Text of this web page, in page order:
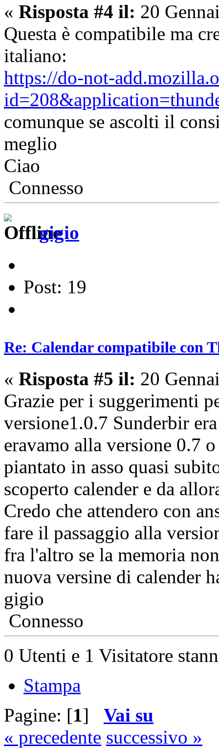
« Risposta #4 il: 20
Questa è compatibile ma
italiano:
https://do-not-
comunque se ascolti il
meglio
Ciao
Connesso
gigio
Post: 19
Re: Calendar compatibile con
« Risposta #5 il: 20
Grazie per i suggerimenti
versione1.0.7 Sunderbir
eravamo alla versione 0.7
piantato in asso quasi
scoperto calender e da
Credo che attendero con
fare il passaggio alla
fra l'altro se la memoria
nuova versine di calender
gigio
Connesso
0 Utenti e 1 Visitatore
Stampa
Pagine: [1] Vai su
« precedente successivo »